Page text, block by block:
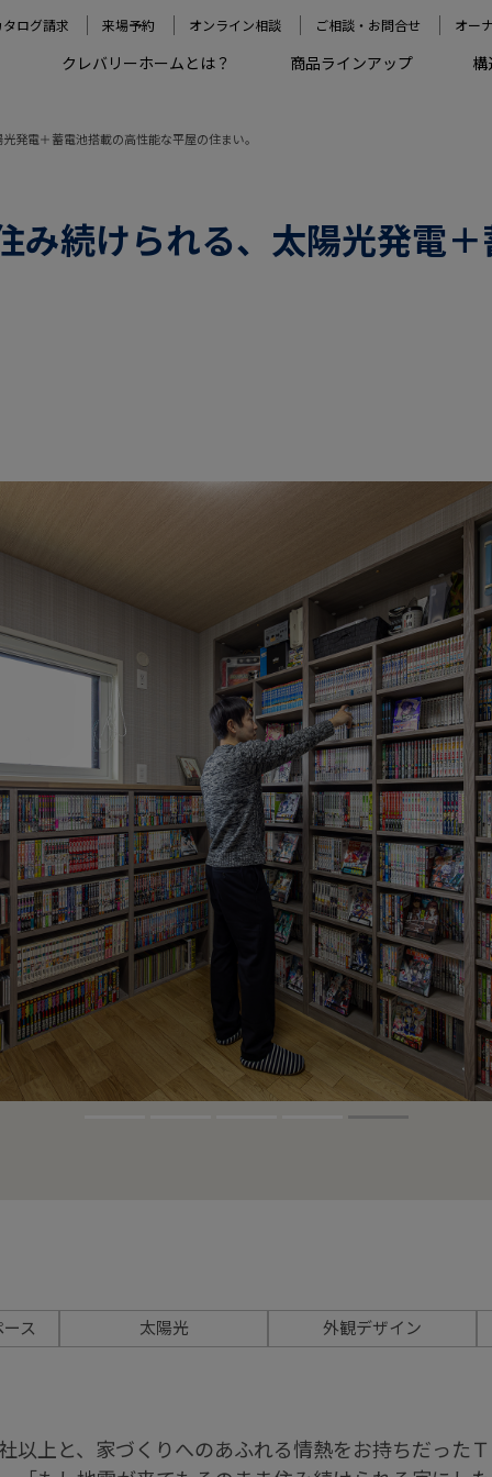
ログ請求 来場予約 オンライン相談 ご相談・お問合せ オー
クレバリーホームとは？ 商品ラインアップ
発電＋蓄電池搭載の高性能な平屋の住まい。
み続けられる、太陽光発電
ス 太陽光 外観デザイン
以上と、家づくりへのあふれる情熱をお持ちだった